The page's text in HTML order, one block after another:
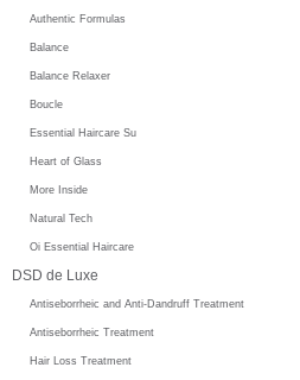
Authentic Formulas
Balance
Balance Relaxer
Boucle
Essential Haircare Su
Heart of Glass
More Inside
Natural Tech
Oi Essential Haircare
DSD de Luxe
Antiseborrheic and Anti-Dandruff Treatment
Antiseborrheic Treatment
Hair Loss Treatment